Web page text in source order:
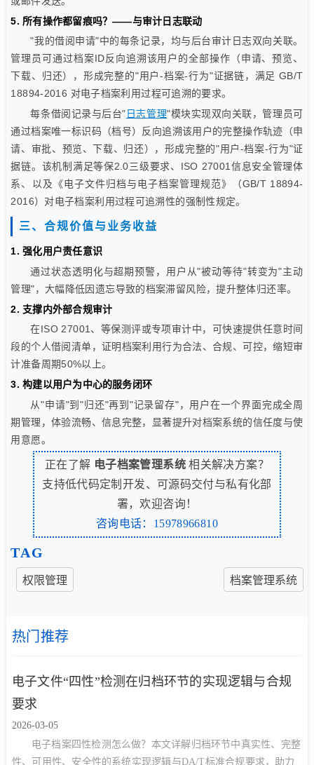
5. 所有操作都留痕吗？——与审计日志联动
"我的借阅申请"中的每条记录，均与后台审计日志双向关联。
管理员可通过档案ID反向追溯该用户的全部操作（申请、预览、
下载、归还），形成完整的"用户-档案-行为"证据链，满足 GB/T
18894-2016 对电子档案利用过程可追溯的要求。
每条借阅记录与后台" 日志管理"模块实现双向关联，管理员可
通过档案唯一标识码（档号）反向追溯该用户的完整操作轨迹（申
请、审批、预览、下载、归还），形成完整的"用户-档案-行为"证
据链。该机制满足等保2.0三级要求、ISO 27001信息安全管理体
系、以及《电子文件归档与电子档案管理规范》（GB/T 18894-
2016）对电子档案利用过程可追溯性的强制性规定。
三、合规价值与业务收益
1. 强化用户责任意识
通过状态透明化与超期预警，用户从"被动等待"转变为"主动
管理"，大幅降低因遗忘导致的档案滞留风险，提升整体归还率。
2. 支撑内外部合规审计
在ISO 27001、等保测评或专项审计中，可快速提供任意时间
段的个人借阅清单，证明档案利用行为合法、合规、可控，缩短审
计准备周期50%以上。
3. 构建以用户为中心的服务闭环
从"申请"到"归还"再到"记录留存"，用户在一个界面完成全周
期管理，体验流畅、信息完整，显著提升对档案系统的信任度与使
用意愿。
正在了解 电子档案管理系统相关解决方案？
支持低代码定制开发、可源码交付与私有化部
署，欢迎咨询！
咨询电话：15978966810
TAG
权限管理 档案管理系统
热门推荐
电子文件“四性”检测在归档环节的实现逻辑与合规
要求
2026-03-05
电子档案四性检测怎么做？本文详解归档环节中真实性、完整
性、可用性、安全性的系统实现逻辑与DA/T标准合规要求，助力